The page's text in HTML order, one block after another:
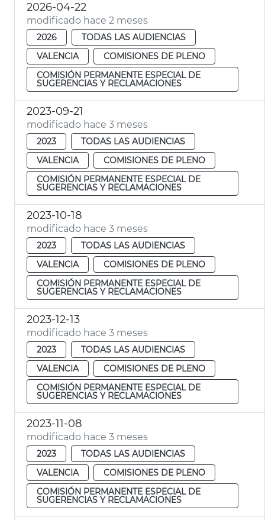
2026-04-22
modificado hace 2 meses
2026
TODAS LAS AUDIENCIAS
VALENCIA
COMISIONES DE PLENO
COMISIÓN PERMANENTE ESPECIAL DE
SUGERENCIAS Y RECLAMACIONES
2023-09-21
modificado hace 3 meses
2023
TODAS LAS AUDIENCIAS
VALENCIA
COMISIONES DE PLENO
COMISIÓN PERMANENTE ESPECIAL DE
SUGERENCIAS Y RECLAMACIONES
2023-10-18
modificado hace 3 meses
2023
TODAS LAS AUDIENCIAS
VALENCIA
COMISIONES DE PLENO
COMISIÓN PERMANENTE ESPECIAL DE
SUGERENCIAS Y RECLAMACIONES
2023-12-13
modificado hace 3 meses
2023
TODAS LAS AUDIENCIAS
VALENCIA
COMISIONES DE PLENO
COMISIÓN PERMANENTE ESPECIAL DE
SUGERENCIAS Y RECLAMACIONES
2023-11-08
modificado hace 3 meses
2023
TODAS LAS AUDIENCIAS
VALENCIA
COMISIONES DE PLENO
COMISIÓN PERMANENTE ESPECIAL DE
SUGERENCIAS Y RECLAMACIONES